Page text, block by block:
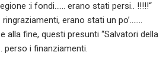
:i fondi…… erano stati persi.. !!!!!“
erano stati un po’…….
alla fine, questi presunti “Salvatori della
perso i finanziamenti.